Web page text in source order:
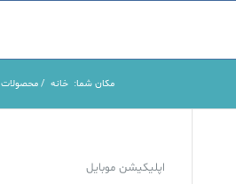
مکان شما: خانه / محصولات
اپلیکیشن موبایل